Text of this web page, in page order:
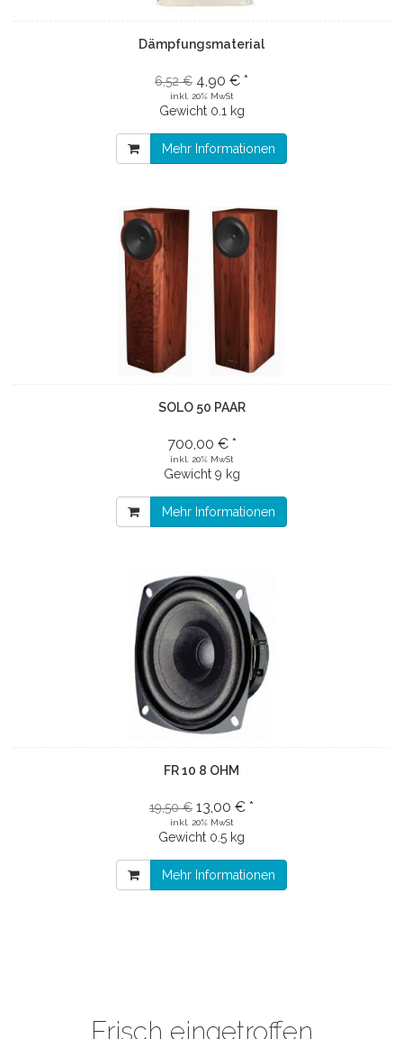
Dämpfungsmaterial
6,52 € 4,90 € *
inkl. 20% MwSt
Gewicht 0.1 kg
Mehr Informationen
SOLO 50 PAAR
700,00 € *
inkl. 20% MwSt
Gewicht 9 kg
Mehr Informationen
FR 10 8 OHM
19,50 € 13,00 € *
inkl. 20% MwSt
Gewicht 0.5 kg
Mehr Informationen
Frisch eingetroffen